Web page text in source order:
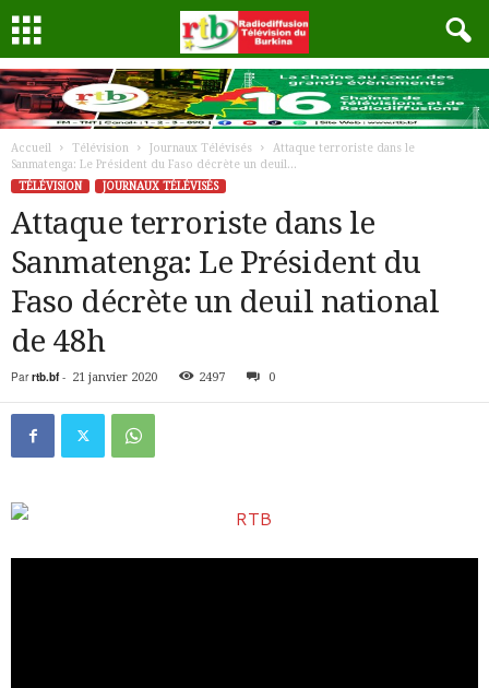
Accueil Télévision Journaux Télévisés
Attaque terroriste dans le
Sanmatenga: Le Président du Faso décrète un deuil...
TÉLÉVISION
JOURNAUX TÉLÉVISÉS
Attaque terroriste dans le
Sanmatenga: Le Président du
Faso décrète un deuil national
de 48h
Par rtb.bf- 21 janvier 2020 2497 0